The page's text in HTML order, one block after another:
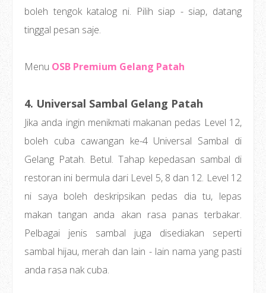
boleh tengok katalog ni. Pilih siap - siap, datang
tinggal pesan saje.
Menu OSB Premium Gelang Patah
4. Universal Sambal Gelang Patah
Jika anda ingin menikmati makanan pedas Level 12,
boleh cuba cawangan ke-4 Universal Sambal di
Gelang Patah. Betul. Tahap kepedasan sambal di
restoran ini bermula dari Level 5, 8 dan 12. Level 12
ni saya boleh deskripsikan pedas dia tu, lepas
makan tangan anda akan rasa panas terbakar.
Pelbagai jenis sambal juga disediakan seperti
sambal hijau, merah dan lain - lain nama yang pasti
anda rasa nak cuba.